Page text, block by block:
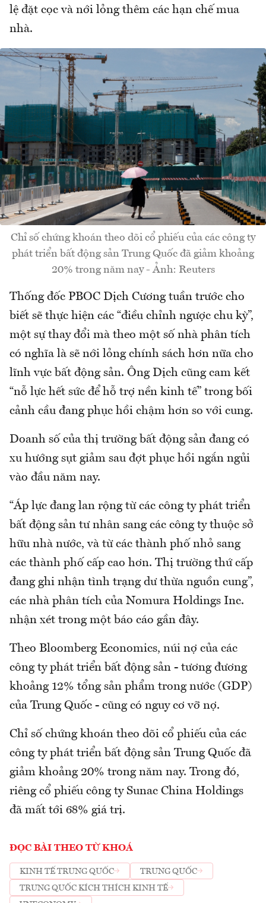
lệ đặt cọc và nới lỏng thêm các hạn chế mua
nhà.
Chỉ số chứng khoán theo dõi cổ phiếu của các công ty
phát triển bất động sản Trung Quốc đã giảm khoảng
20% trong năm nay - Ảnh: Reuters
Thống đốc PBOC Dịch Cương tuần trước cho
biết sẽ thực hiện các “điều chỉnh ngược chu kỳ”,
một sự thay đổi mà theo một số nhà phân tích
có nghĩa là sẽ nới lỏng chính sách hơn nữa cho
lĩnh vực bất động sản. Ông Dịch cũng cam kết
“nỗ lực hết sức để hỗ trợ nền kinh tế” trong bối
cảnh cầu đang phục hồi chậm hơn so với cung.
Doanh số của thị trường bất động sản đang có
xu hướng sụt giảm sau đợt phục hồi ngắn ngủi
vào đầu năm nay.
“Áp lực đang lan rộng từ các công ty phát triển
bất động sản tư nhân sang các công ty thuộc sở
hữu nhà nước, và từ các thành phố nhỏ sang
các thành phố cấp cao hơn. Thị trường thứ cấp
đang ghi nhận tình trạng dư thừa nguồn cung”,
các nhà phân tích của Nomura Holdings Inc.
nhận xét trong một báo cáo gần đây.
Theo Bloomberg Economics, núi nợ của các
công ty phát triển bất động sản - tương đương
khoảng 12% tổng sản phẩm trong nước (GDP)
của Trung Quốc - cũng có nguy cơ vỡ nợ.
Chỉ số chứng khoán theo dõi cổ phiếu của các
công ty phát triển bất động sản Trung Quốc đã
giảm khoảng 20% trong năm nay. Trong đó,
riêng cổ phiếu công ty Sunac China Holdings
đã mất tới 68% giá trị.
ĐỌC BÀI THEO TỪ KHOÁ
KINH TẾ TRUNG QUỐC
TRUNG QUỐC
TRUNG QUỐC KÍCH THÍCH KINH TẾ